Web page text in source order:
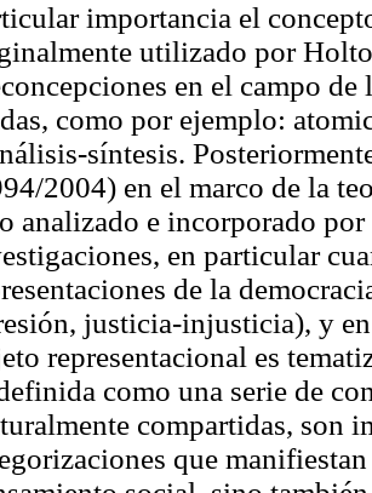
importancia el
utilizado por
en el campo
como por ejemplo:
síntesis.
2004) en el marco de la
analizado e incorporado
en particular
de la
justicia-injusticia), y
representacional es
como una serie de
compartidas, son
que